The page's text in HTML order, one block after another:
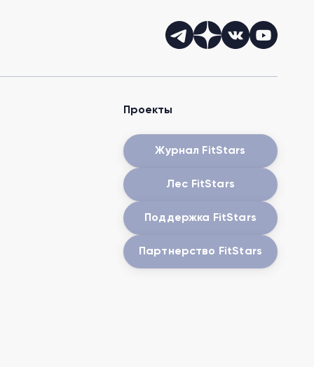
Проекты
Журнал FitStars
Лес FitStars
Поддержка FitStars
Партнерство FitStars